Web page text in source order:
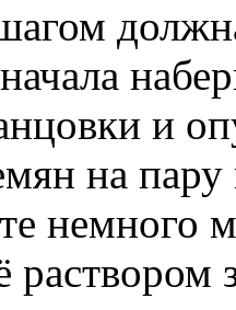
должна
и
на
немного